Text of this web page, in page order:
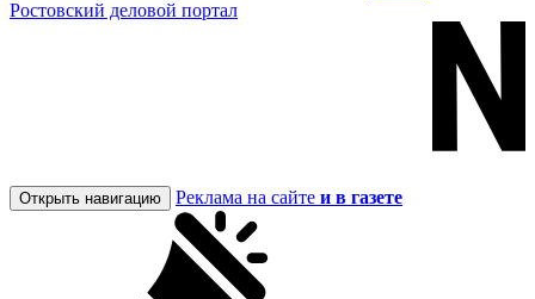
Ростовский деловой портал
Открыть навигацию Реклама на сайте и в газете